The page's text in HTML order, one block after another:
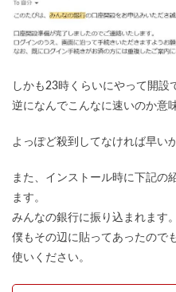
しかも23時くらいにやって開設
逆になんでこんなに速いのか意
よっぽど殺到してなければ早い
また、インストール時に下記の
ます。
みんなの銀行に振り込まれます。
僕もその辺に貼ってあったので
使いください。